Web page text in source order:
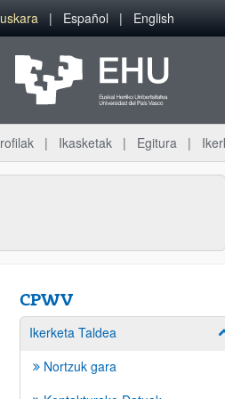
Español English
Ikasketak Egitura
CPWV
Ikerketa Taldea
Nortzuk gara